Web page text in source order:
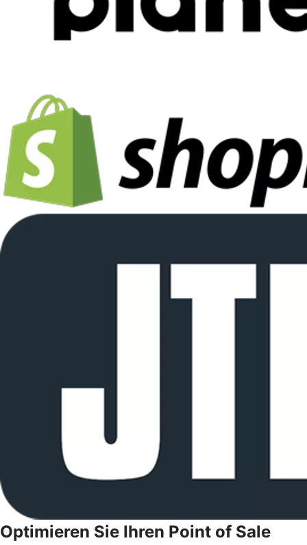
Optimieren Sie Ihren Point of Sale